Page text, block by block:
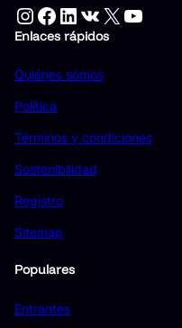
Instagram Facebook LinkedIn VK X YouTube
Enlaces rápidos
Quiénes somos
Política
Términos y condiciones
Sostenibilidad
Registro
Sitemap
Populares
Entrantes